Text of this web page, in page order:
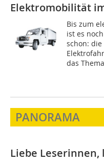
Elektromobilität
Bis zum
ist es
schon:
das
PANORAMA
Liebe Leserinnen,